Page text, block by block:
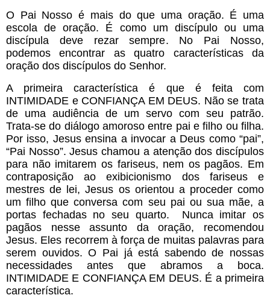
O Pai Nosso é mais do que uma oração. É uma
escola de oração. É como um discípulo ou uma
discípula deve rezar sempre. No Pai Nosso,
podemos encontrar as quatro características da
oração dos discípulos do Senhor.
A primeira característica é que é feita com
INTIMIDADE e CONFIANÇA EM DEUS. Não se trata
de uma audiência de um servo com seu patrão.
Trata-se do diálogo amoroso entre pai e filho ou filha.
Por isso, Jesus ensina a invocar a Deus como “pai”,
“Pai Nosso”. Jesus chamou a atenção dos discípulos
para não imitarem os fariseus, nem os pagãos. Em
contraposição ao exibicionismo dos fariseus e
mestres de lei, Jesus os orientou a proceder como
um filho que conversa com seu pai ou sua mãe, a
portas fechadas no seu quarto.  Nunca imitar os
pagãos nesse assunto da oração, recomendou
Jesus. Eles recorrem à força de muitas palavras para
serem ouvidos. O Pai já está sabendo de nossas
necessidades antes que abramos a boca.
INTIMIDADE E CONFIANÇA EM DEUS. É a primeira
característica.